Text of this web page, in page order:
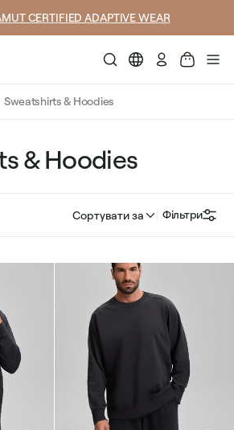
LOOKS YOU’LL LIVE IN
Sweatshirts & Hoodies
& Hoodies
Сортувати за Фільтри